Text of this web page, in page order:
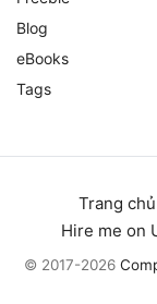
Blog
eBooks
Tags
Trang chủ
Hire me on
© 2017-2026